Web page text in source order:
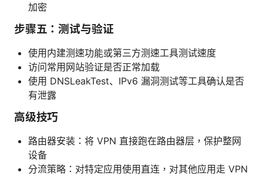
加密
步骤五：测试与验证
使用内建测速功能或第三方测速工具测试速度
访问常用网站验证是否正常加载
使用 DNSLeakTest、IPv6 漏洞测试等工具确认是否
有泄露
高级技巧
路由器安装：将 VPN 直接跑在路由器层，保护整网
设备
分流策略：对特定应用使用直连，对其他应用走 VPN